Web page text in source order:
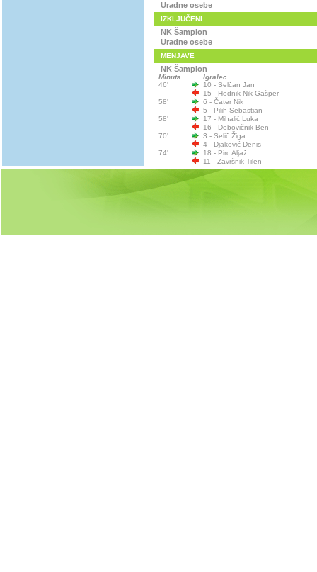
Uradne osebe
IZKLJUČENI
NK Šampion
Uradne osebe
MENJAVE
NK Šampion
Minuta
Igralec
46'
10 - Selčan Jan
15 - Hodnik Nik Gašper
58'
6 - Čater Nik
5 - Pilih Sebastian
58'
17 - Mihalič Luka
16 - Dobovičnik Ben
70'
3 - Selič Žiga
4 - Djaković Denis
74'
18 - Pirc Aljaž
11 - Završnik Tilen